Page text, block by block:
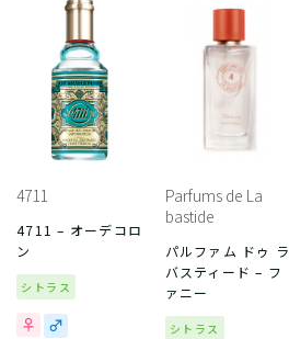
4711
4711 – オーデコロ
ン
シトラス
Parfums de La
bastide
パルファム ドゥ ラ
バスティード – フ
ァニー
シトラス